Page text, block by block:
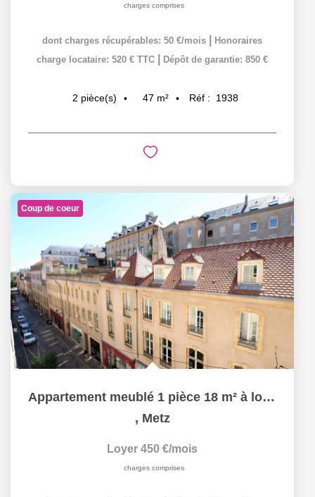
charges comprises
dont charges récupérables: 50 €/mois
Honoraires
charge locataire: 520 € TTC
Dépôt de garantie: 850 €
2 pièce(s) 47 m² Réf : 1938
Coup de coeur
Appartement meublé 1 pièce 18 m² à louer à METZ hypercentre
, Metz
Loyer 450 €/mois
charges comprises